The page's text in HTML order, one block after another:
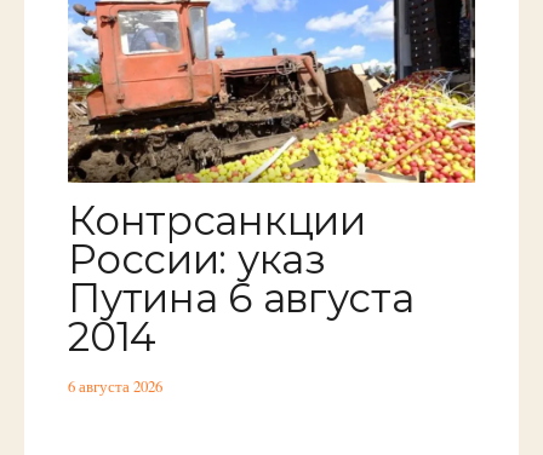
Контрсанкции
России: указ
Путина 6 августа
2014
6 августа 2026